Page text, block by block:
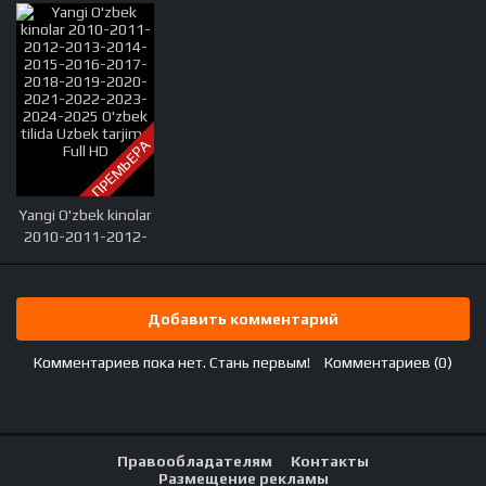
ПРЕМЬЕРА
Yangi O'zbek kinolar
2010-2011-2012-
2019-2020-2021-
2025 O'zbek tilida
Uzbek tarjima Full
Добавить комментарий
Комментариев пока нет. Стань первым! Комментариев (0)
Правообладателям
Контакты
Размещение рекламы